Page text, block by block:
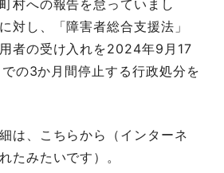
村への報告を怠っていまし
対し、「障害者総合支援法」
者の受け入れを2024年9月17
の3か月間停止する行政処分を
は、こちらから（インターネ
たみたいです）。